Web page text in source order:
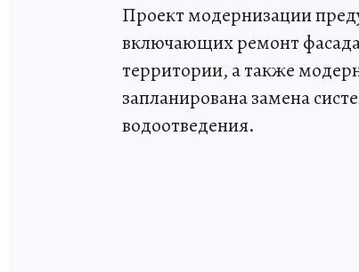
Проект модернизации
включающих ремонт
территории, а также
запланирована замена
водоотведения.